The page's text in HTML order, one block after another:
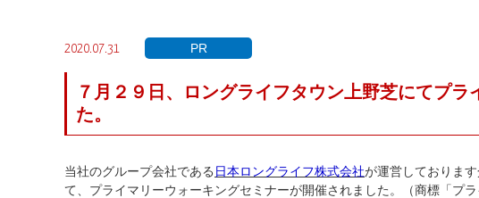
2020.07.31 PR
７月２９日、ロングライフタウン上野芝にてプ
た。
当社のグループ会社である 日本ロングライフ株式会社が運営しておりま
て、プライマリーウォーキングセミナーが開催されました。（商標「プ